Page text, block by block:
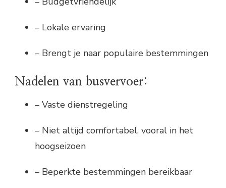
– Lokale ervaring
– Brengt je naar populaire bestemmingen
Nadelen van busvervoer:
– Vaste dienstregeling
– Niet altijd comfortabel, vooral in het
hoogseizoen
– Beperkte bestemmingen bereikbaar